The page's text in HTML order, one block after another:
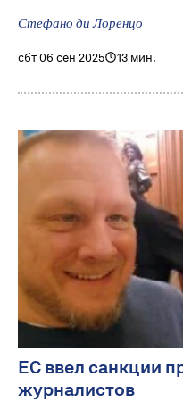
Стефано ди Лоренцо
сбт 06 сен 2025 13 мин.
ЕС ввел санкции
журналистов